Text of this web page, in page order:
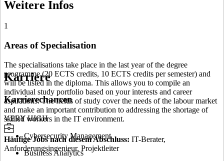
Weitere Infos
1
Areas of Specialisation
The specialisations take place in the last year of the degree
programme (20 ECTS credits, 10 ECTS credits per semester) and
will be listed in the diploma. This allows you to compile an
individual study portfolio based on your interests and career
aspirations. The fields of study cover the needs of the labour market
and make an important contribution to addressing the shortage of
skilled workers in the IT environment.
Cybersecurity Management
Business Analytics
Karriere
Karrierechancen
VERY HIGH
Häufige Jobs nach diesem Abschluss: IT-Berater,
Anforderungsingenieur, Projektleiter